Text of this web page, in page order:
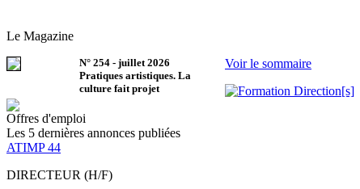
Le Magazine
N° 254 - juillet 2026
Pratiques artistiques. La
culture fait projet
Voir le sommaire
Offres d'emploi
Les 5 dernières annonces publiées
ATIMP 44
DIRECTEUR (H/F)